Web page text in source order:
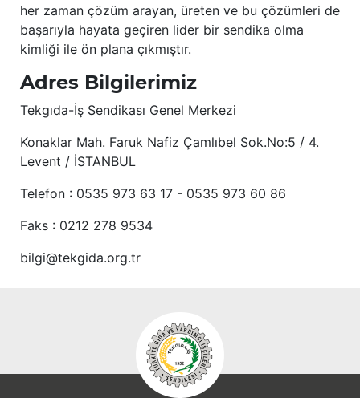
her zaman çözüm arayan, üreten ve bu çözümleri de
başarıyla hayata geçiren lider bir sendika olma
kimliği ile ön plana çıkmıştır.
Adres Bilgilerimiz
Tekgıda-İş Sendikası Genel Merkezi
Konaklar Mah. Faruk Nafiz Çamlıbel Sok.No:5 / 4.
Levent / İSTANBUL
Telefon : 0535 973 63 17 - 0535 973 60 86
Faks : 0212 278 9534
bilgi@tekgida.org.tr